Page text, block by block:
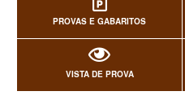
PROVAS E GABARITOS
VISTA DE PROVA